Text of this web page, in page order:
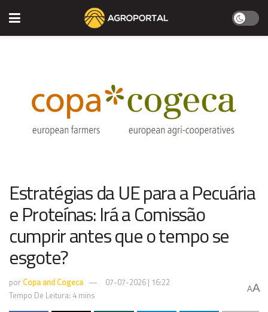
Estratégias da UE para a Pecuária
e Proteínas: Irá a Comissão
cumprir antes que o tempo se
esgote?
por Copa and Cogeca
07-07-2026 | 16:22
Tempo De Leitura: 4 mins
AA